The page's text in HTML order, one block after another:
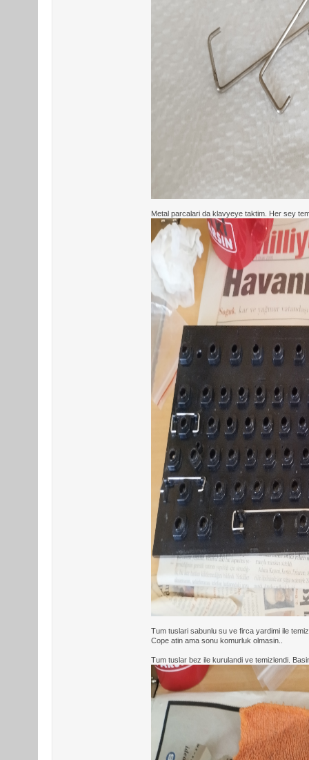
Metal parcalari da klavyeye taktim. Her sey
Tum tuslari sabunlu su ve firca yardimi ile
Cope atin ama sonu komurluk olmasin..
Tum tuslar bez ile kurulandi ve temizlendi.